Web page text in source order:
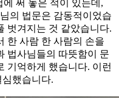
에 써 놓은 적이 있는데,
의 법문은 감동적이었습
벗겨지는 것 같았습니다.
한 사람 한 사람의 손을
법사님들의 따뜻함이 문
기억하게 했습니다. 이런
했습니다.